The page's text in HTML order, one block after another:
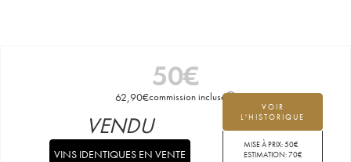
50€
62,90€commission incluse
VOIR
L'HISTORIQUE
MISE À PRIX:50€
ESTIMATION:70€
VENDU
VINS IDENTIQUES EN VENTE